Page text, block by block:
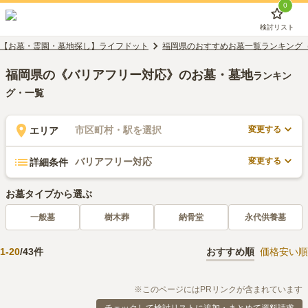
0
検討リスト
【お墓・霊園・墓地探し】ライフドット 福岡県のおすすめお墓一覧ランキング
福岡県の《バリアフリー対応》のお墓・墓地ランキン
グ・一覧
エリア 市区町村・駅を選択 変更する
詳細条件 バリアフリー対応 変更する
お墓タイプから選ぶ
一般墓 樹木葬 納骨堂 永代供養墓
1-20/43件 おすすめ順 価格安い順
※このページにはPRリンクが含まれています